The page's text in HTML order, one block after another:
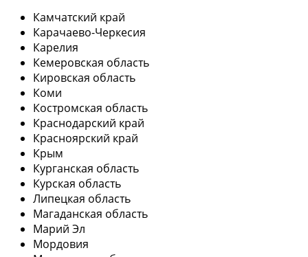
Камчатский край
Карачаево-Черкесия
Карелия
Кемеровская область
Кировская область
Коми
Костромская область
Краснодарский край
Красноярский край
Крым
Курганская область
Курская область
Липецкая область
Магаданская область
Марий Эл
Мордовия